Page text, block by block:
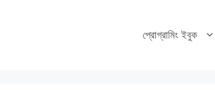
প্রোগ্রামিং ইবুক